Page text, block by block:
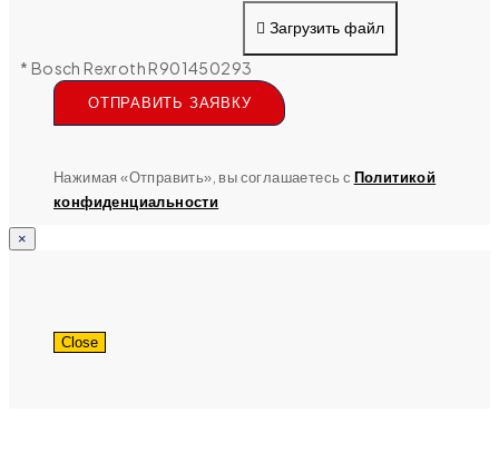
Загрузить файл
* Bosch Rexroth R901450293
ОТПРАВИТЬ ЗАЯВКУ
Нажимая «Отправить», вы соглашаетесь с Политикой
конфиденциальности
×
Close